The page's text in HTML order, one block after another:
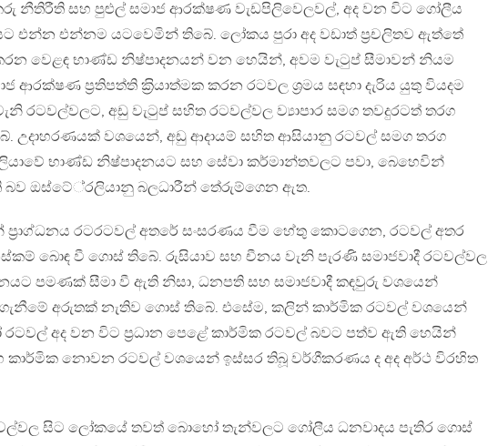
නීතිරීති සහ පුළුල් සමාජ ආරක්ෂණ වැඩපිලිවෙලවල්, අද වන විට ගෝලීය
එන්න එන්නම යටවෙමින් තිබේ. ලෝකය පුරා අද වඩාත් ප‍්‍රචලිතව ඇත්තේ
වෙළඳ භාණ්ඩ නිෂ්පාදනයන් වන හෙයින්, අවම වැටුප් සීමාවන් නියම
ආරක්ෂණ ප‍්‍රතිපත්ති ක‍්‍රියාත්මක කරන රටවල ශ‍්‍රමය සඳහා දැරිය යුතු වියදම
රටවල්වලට, අඩු වැටුප් සහිත රටවල්වල ව්‍යාපාර සමග තවදුරටත් තරග
උදාහරණයක් වශයෙන්, අඩු ආදායම් සහිත ආසියානු රටවල් සමග තරග
භාණ්ඩ නිෂ්පාදනයට සහ සේවා කර්මාන්තවලට පවා, බෙහෙවින්
ඔස්ටේ‍්‍රලියානු බලධාරීන් තේරුම්ගෙන ඇත.
ප‍්‍රාග්ධනය රටරටවල් අතරේ සංසරණය වීම හේතු කොටගෙන, රටවල් අතර
බොඳ වී ගොස් තිබේ. රුසියාව සහ චීනය වැනි පැරණි සමාජවාදී රටවල්වල
පමණක් සීමා වී ඇති නිසා, ධනපති සහ සමාජවාදී කඳවුරු වශයෙන්
අරුතක් නැතිව ගොස් තිබේ. එසේම, කලින් කාර්මික රටවල් වශයෙන්
අද වන විට ප‍්‍රධාන පෙළේ කාර්මික රටවල් බවට පත්ව ඇති හෙයින්
කාර්මික නොවන රටවල් වශයෙන් ඉස්සර තිබූ වර්ගීකරණය ද අද අර්ථ විරහිත
සිට ලෝකයේ තවත් බොහෝ තැන්වලට ගෝලීය ධනවාදය පැතිර ගොස්